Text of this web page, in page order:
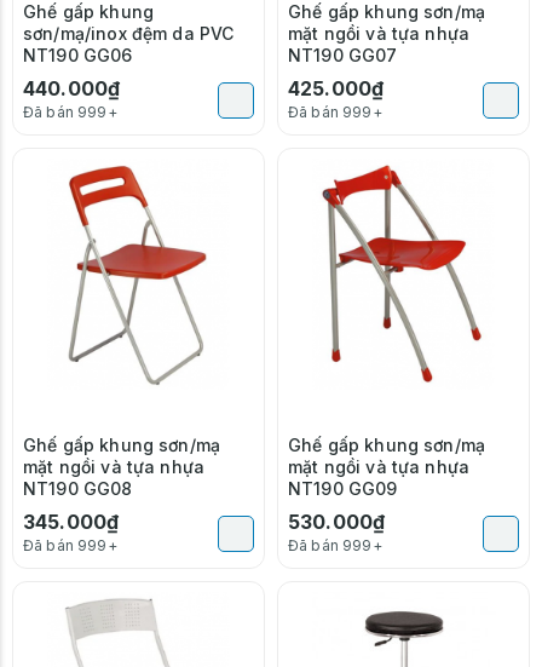
Ghế gấp khung
sơn/mạ/inox đệm da PVC
NT190 GG06
440.000₫
Đã bán 999+
Ghế gấp khung sơn/mạ
mặt ngồi và tựa nhựa
NT190 GG07
425.000₫
Đã bán 999+
Ghế gấp khung sơn/mạ
mặt ngồi và tựa nhựa
NT190 GG08
345.000₫
Đã bán 999+
Ghế gấp khung sơn/mạ
mặt ngồi và tựa nhựa
NT190 GG09
530.000₫
Đã bán 999+